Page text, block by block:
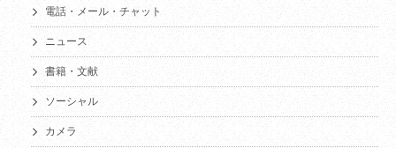
電話・メール・チャット
ニュース
書籍・文献
ソーシャル
カメラ